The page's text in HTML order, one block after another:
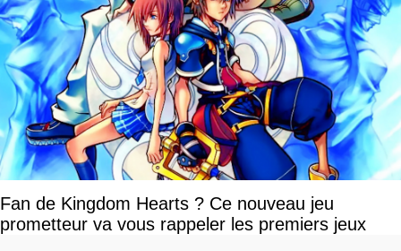
Fan de Kingdom Hearts ? Ce nouveau jeu
prometteur va vous rappeler les premiers jeux